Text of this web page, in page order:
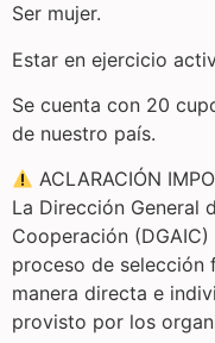
Ser mujer.
Estar en ejercicio
Se cuenta con 20
de nuestro país.
ACLARACIÓN
La Dirección General
Cooperación
proceso de selección
manera directa e
provisto por los